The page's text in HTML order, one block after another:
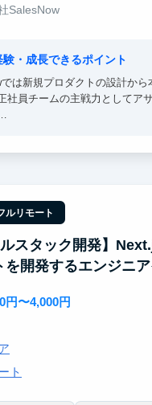
SalesNow
・成長できるポイント
では新規プロダクトの設計から
社員チームの主戦力としてア
モート×完全フルフレックス —
義務なし。地方在住でも留学
に転化する環境設計
ルリモート
ルスタック開発】
を開発するエンジニ
円〜4,000円
ト